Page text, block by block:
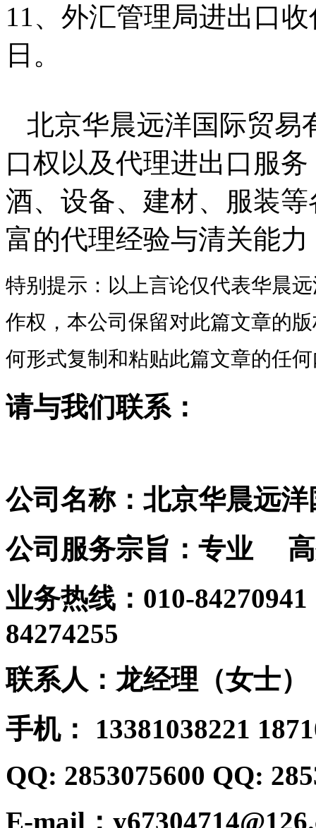
11、外汇管理局进出口
日。
北京华晨远洋国际贸易
口权以及代理进出口服
酒、设备、建材、服装
富的代理经验与清关能
特别提示：以上言论仅代表华晨
作权，本公司保留对此篇文章的
何形式复制和粘贴此篇文章的任
请与我们联系：
公司名称：北京华晨远
公司服务宗旨：专
业务热线：010-
84274255
联系人：龙经理（女士）
手机： 13381038221
QQ: 2853075600 QQ:
E-mail：